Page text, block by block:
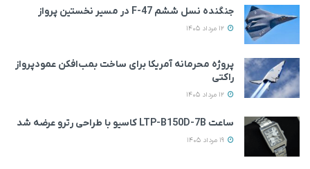
جنگنده نسل ششم F-47 در مسیر نخستین پرواز
پروژه محرمانه آمریکا برای ساخت بمب‌افکن عمودپرواز
راکتی
ساعت LTP-B150D-7B کاسیو با طراحی رترو عرضه شد